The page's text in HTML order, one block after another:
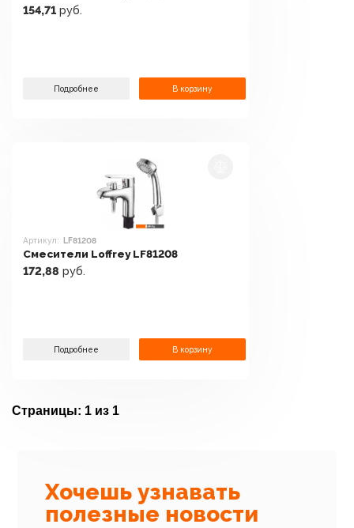
154,71 руб.
Подробнее В корзину
Артикул: LF81208
Смесители Loffrey LF81208
172,88 руб.
Подробнее В корзину
Страницы: 1 из 1
Хочешь узнавать
полезные новости